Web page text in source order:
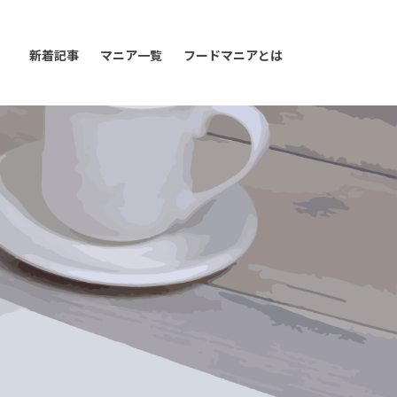
新着記事 マニア一覧 フードマニアとは